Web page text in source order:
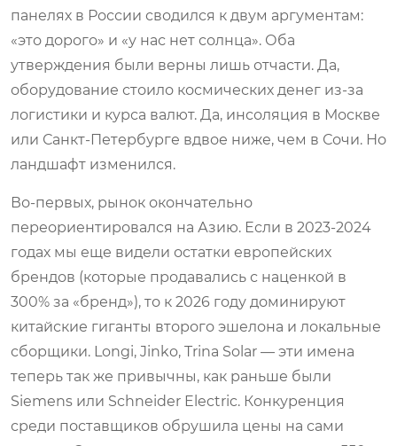
панелях в России сводился к двум аргументам:
«это дорого» и «у нас нет солнца». Оба
утверждения были верны лишь отчасти. Да,
оборудование стоило космических денег из-за
логистики и курса валют. Да, инсоляция в Москве
или Санкт-Петербурге вдвое ниже, чем в Сочи. Но
ландшафт изменился.
Во-первых, рынок окончательно
переориентировался на Азию. Если в 2023-2024
годах мы еще видели остатки европейских
брендов (которые продавались с наценкой в
300% за «бренд»), то к 2026 году доминируют
китайские гиганты второго эшелона и локальные
сборщики. Longi, Jinko, Trina Solar — эти имена
теперь так же привычны, как раньше были
Siemens или Schneider Electric. Конкуренция
среди поставщиков обрушила цены на сами